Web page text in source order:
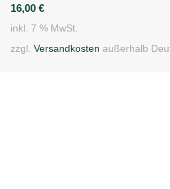
16,00 €
inkl. 7 % MwSt.
zzgl. Versandkosten außerhalb